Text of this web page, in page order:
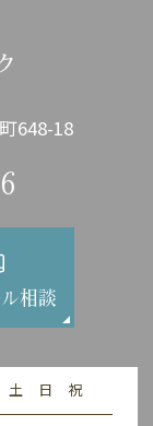
648-18
相談
土 日 祝